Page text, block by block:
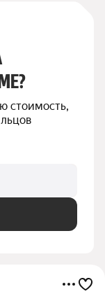
стоимость,